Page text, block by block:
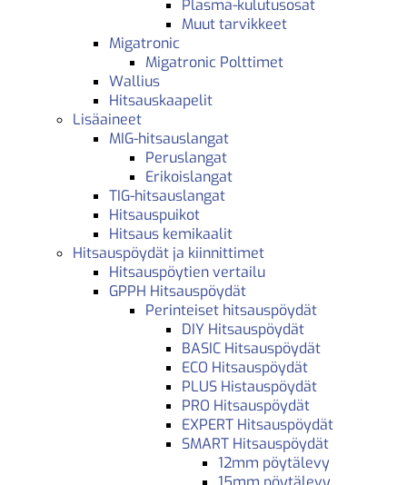
Plasma-kulutusosat
Muut tarvikkeet
Migatronic
Migatronic Polttimet
Wallius
Hitsauskaapelit
Lisäaineet
MIG-hitsauslangat
Peruslangat
Erikoislangat
TIG-hitsauslangat
Hitsauspuikot
Hitsaus kemikaalit
Hitsauspöydät ja kiinnittimet
Hitsauspöytien vertailu
GPPH Hitsauspöydät
Perinteiset hitsauspöydät
DIY Hitsauspöydät
BASIC Hitsauspöydät
ECO Hitsauspöydät
PLUS Histauspöydät
PRO Hitsauspöydät
EXPERT Hitsauspöydät
SMART Hitsauspöydät
12mm pöytälevy